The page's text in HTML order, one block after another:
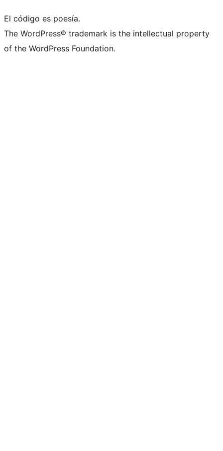
El código es poesía.
The WordPress® trademark is the intellectual property
of the WordPress Foundation.